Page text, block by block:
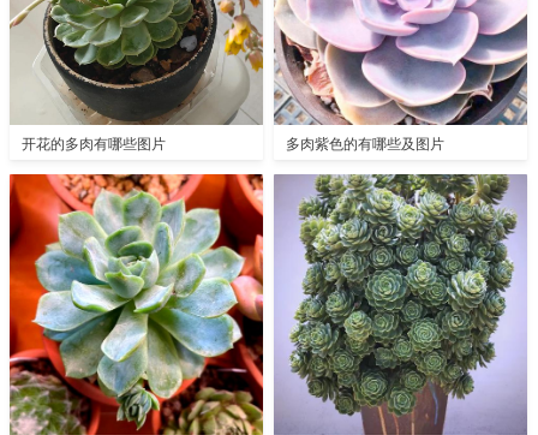
开花的多肉有哪些图片 多肉紫色的有哪些及图片